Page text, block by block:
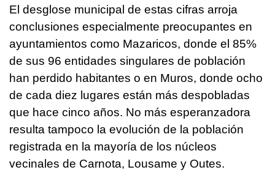
El desglose municipal de estas cifras arroja
conclusiones especialmente preocupantes en
ayuntamientos como Mazaricos, donde el 85%
de sus 96 entidades singulares de población
han perdido habitantes o en Muros, donde ocho
de cada diez lugares están más despobladas
que hace cinco años. No más esperanzadora
resulta tampoco la evolución de la población
registrada en la mayoría de los núcleos
vecinales de Carnota, Lousame y Outes.